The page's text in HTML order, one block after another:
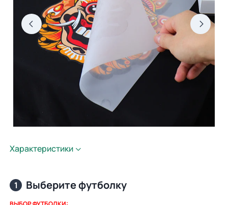
Характеристики
1 Выберите футболку